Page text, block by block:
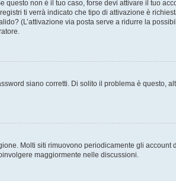
non è il tuo caso, forse devi attivare il tuo
ti verrà indicato che tipo di attivazione è
(L’attivazione via posta serve a ridurre la
siano corretti. Di solito il problema è questo,
Molti siti rimuovono periodicamente gli
maggiormente nelle discussioni.